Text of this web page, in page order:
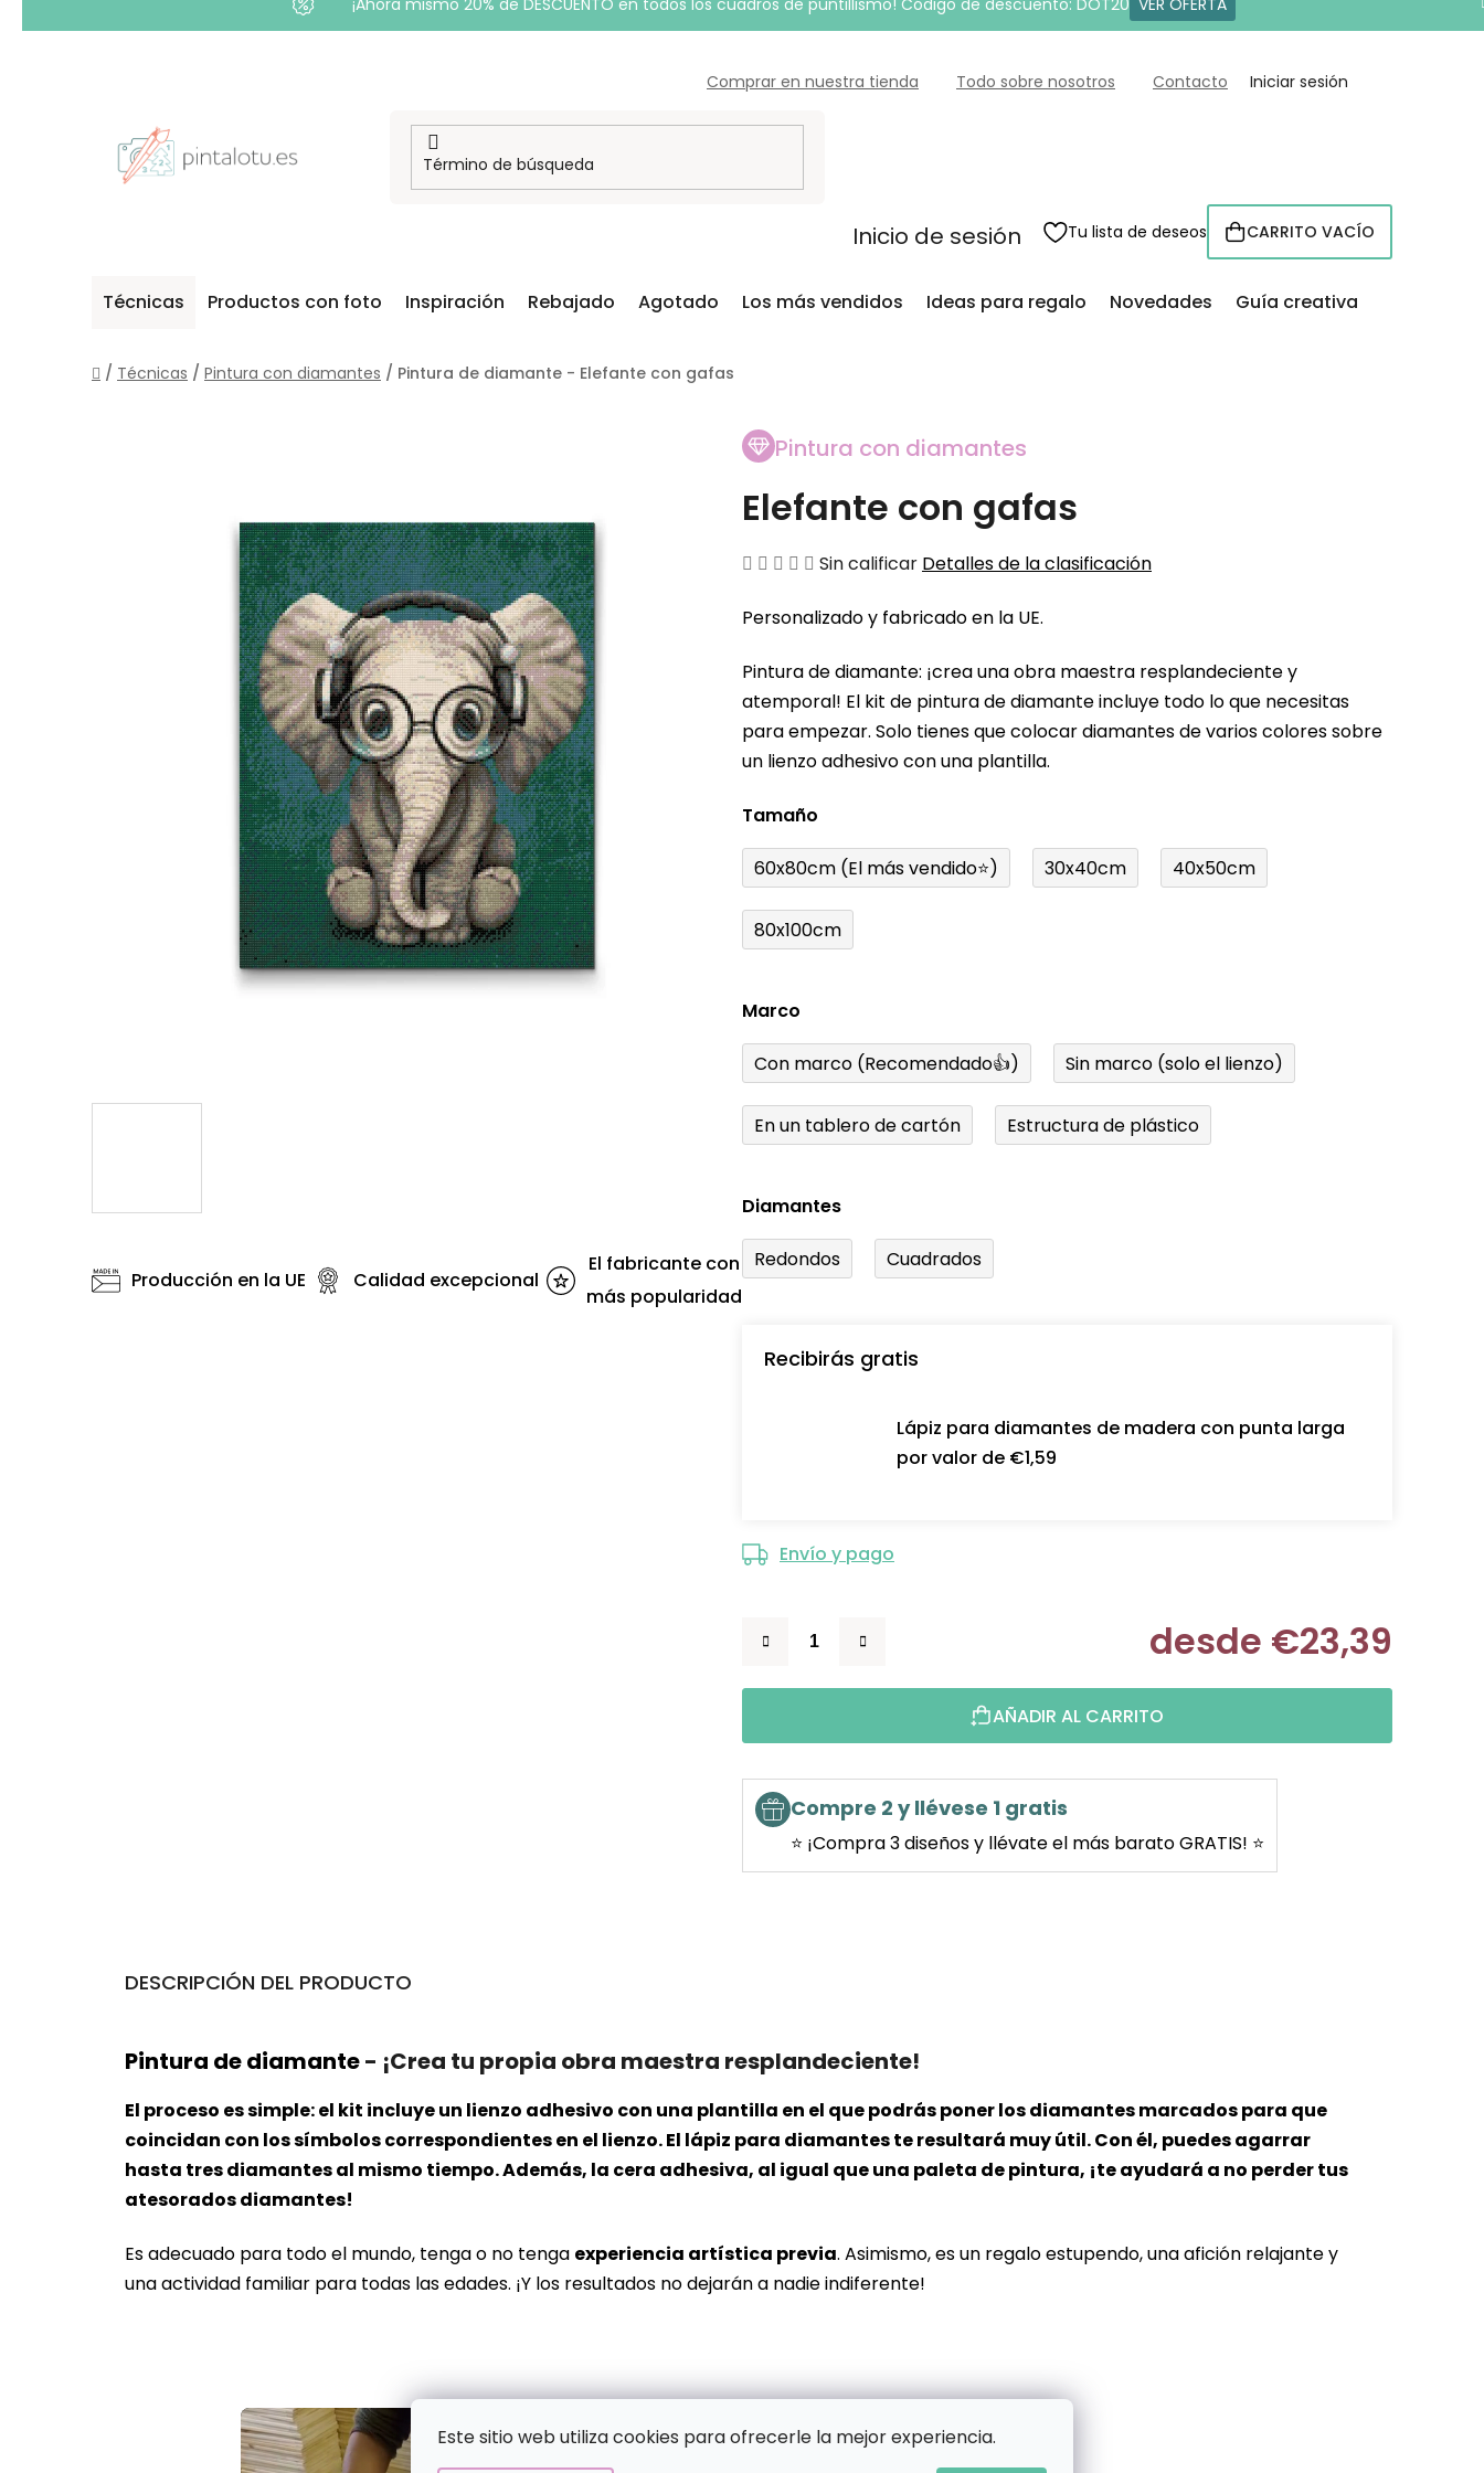
Este sitio web utiliza cookies para ofrecerle la mejor experiencia.
¡Ahora mismo 20% de DESCUENTO en todos los cuadros de puntillismo! Código de descuento: DOT20 VER OFERTA
Comprar en nuestra tienda Todo sobre nosotros Contacto Iniciar sesión
Inicio de sesión Tu lista de deseos CESTA
CARRITO VACÍO
Técnicas Productos con foto Inspiración Rebajado Agotado Los más vendidos Ideas para regalo Novedades Guía creativa
Inicio
/ Técnicas / Pintura con diamantes / Pintura de diamante - Elefante con gafas
Pintura con diamantes
Elefante con gafas
La
media
producto
es
de
0,0
estrellas.
Sin calificar Detalles de la clasificación
Personalizado y fabricado en la UE.
Pintura de diamante: ¡crea una obra maestra resplandeciente y
atemporal! El kit de pintura de diamante incluye todo lo que necesitas
para empezar. Solo tienes que colocar diamantes de varios colores sobre
un lienzo adhesivo con una plantilla.
Tamaño
60x80cm (El más vendido⭐) 30x40cm 40x50cm
80x100cm
Marco
Con marco (Recomendado👍) Sin marco (solo el lienzo)
En un tablero de cartón Estructura de plástico
Diamantes
Redondos Cuadrados
Recibirás gratis
Lápiz para diamantes de madera con punta larga
por valor de €1,59
Envío y pago
desde €23,39
AÑADIR AL CARRITO
Compre 2 y llévese 1 gratis
⭐ ¡Compra 3 diseños y llévate el más barato GRATIS! ⭐
Producción en la UE Calidad excepcional
El fabricante con
más popularidad
DESCRIPCIÓN DEL PRODUCTO
Pintura de diamante- ¡Crea tu propia obra maestra resplandeciente!
El proceso es simple: el kit incluye un lienzo adhesivo con una plantilla en el que podrás poner los diamantes marcados para que
coincidan con los símbolos correspondientes en el lienzo. El lápiz para diamantes te resultará muy útil. Con él, puedes agarrar
hasta tres diamantes al mismo tiempo. Además, la cera adhesiva, al igual que una paleta de pintura, ¡te ayudará a no perder tus
atesorados diamantes!
Es adecuado para todo el mundo, tenga o no tenga experiencia artística previa. Asimismo, es un regalo estupendo, una afición relajante y
una actividad familiar para todas las edades. ¡Y los resultados no dejarán a nadie indiferente!